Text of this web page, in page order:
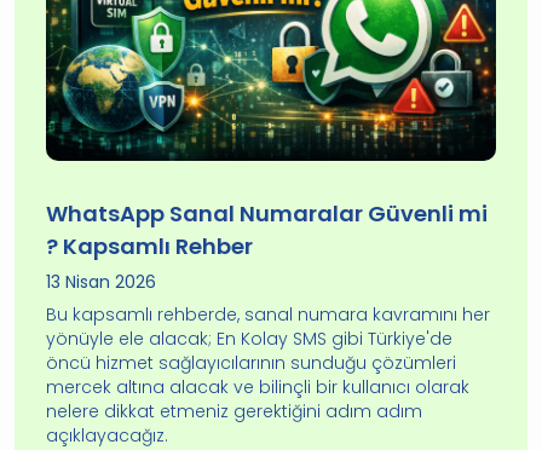
WhatsApp Sanal Numaralar Güvenli mi
? Kapsamlı Rehber
13 Nisan 2026
Bu kapsamlı rehberde, sanal numara kavramını her
yönüyle ele alacak; En Kolay SMS gibi Türkiye'de
öncü hizmet sağlayıcılarının sunduğu çözümleri
mercek altına alacak ve bilinçli bir kullanıcı olarak
nelere dikkat etmeniz gerektiğini adım adım
açıklayacağız.